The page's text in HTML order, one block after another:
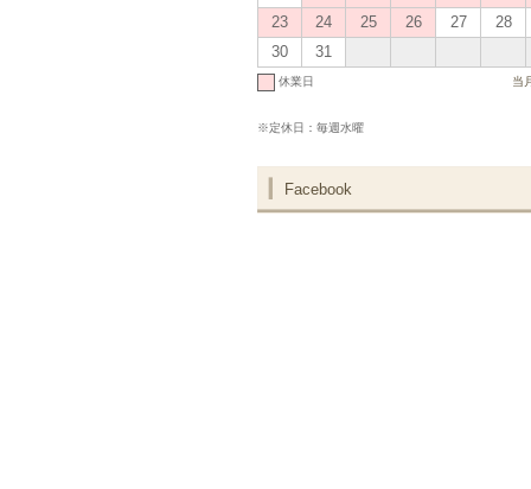
23
24 25 26 27 28
30
31
休業日 当
※定休日：毎週水曜
Facebook